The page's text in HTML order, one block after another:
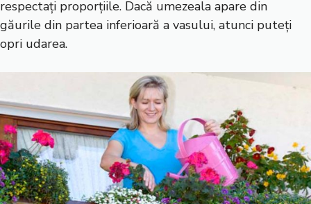
respectați proporțiile. Dacă umezeala apare din
găurile din partea inferioară a vasului, atunci puteți
opri udarea.